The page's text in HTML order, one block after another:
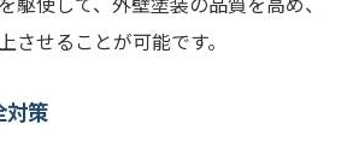
させることが可能です。
対策